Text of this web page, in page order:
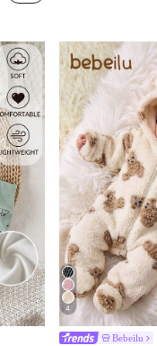
4
Bebeilu